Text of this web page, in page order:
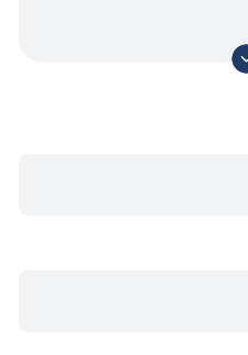
یا مخالفت با محتوای نظرات
مشابه دارند، انتشار نمی‌یابند